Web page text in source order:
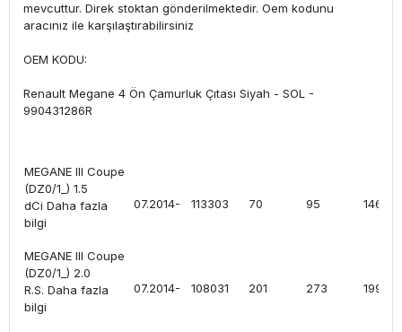
mevcuttur. Direk stoktan gönderilmektedir. Oem kodunu
aracınız ile karşılaştırabilirsiniz
OEM KODU:
Renault Megane 4 Ön Çamurluk Çıtası Siyah - SOL -
990431286R
MEGANE III Coupe
(DZ0/1_) 1.5
dCi Daha fazla
bilgi
07.2014- 113303 70 95 1461
MEGANE III Coupe
(DZ0/1_) 2.0
R.S. Daha fazla
bilgi
07.2014- 108031 201 273 1998